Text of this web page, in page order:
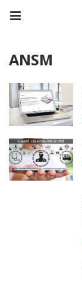
ANSM